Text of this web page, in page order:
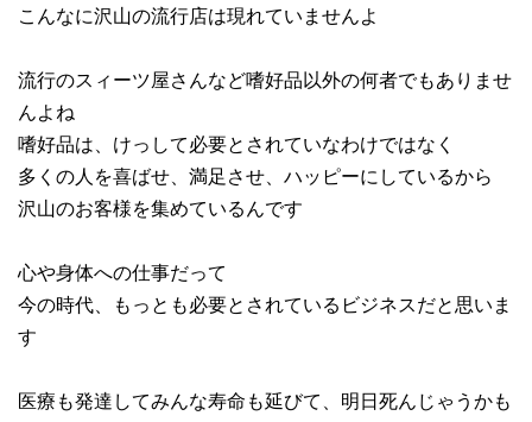
こんなに沢山の流行店は現れていませんよ
流行のスィーツ屋さんなど嗜好品以外の何者でもありませ
んよね
嗜好品は、けっして必要とされていなわけではなく
多くの人を喜ばせ、満足させ、ハッピーにしているから
沢山のお客様を集めているんです
心や身体への仕事だって
今の時代、もっとも必要とされているビジネスだと思いま
す
医療も発達してみんな寿命も延びて、明日死んじゃうかも